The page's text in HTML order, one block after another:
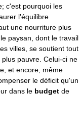
c'est pourquoi les
l'équilibre
une nourriture plus
paysan, dont le travail
villes, se soutient tout
pauvre. Celui-ci ne
et encore, même
le déficit qu'un
dans le budget de